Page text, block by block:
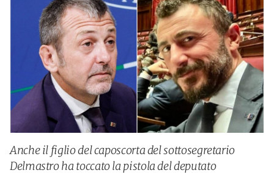
Anche il figlio del caposcorta del sottosegretario
Delmastro ha toccato la pistola del deputato